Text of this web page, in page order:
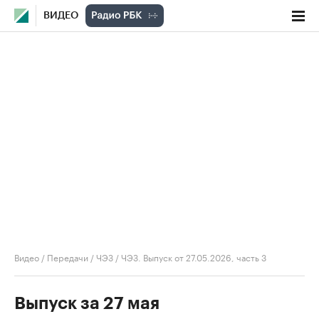
ВИДЕО
Видео / Передачи /ЧЭЗ /ЧЭЗ. Выпуск от 27.05.2026, часть 3
Выпуск за 27 мая